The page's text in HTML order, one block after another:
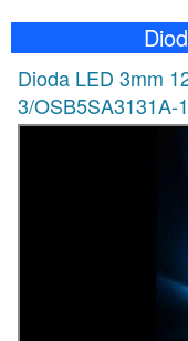
Dioda LED 3mm
3/OSB5SA3131A-